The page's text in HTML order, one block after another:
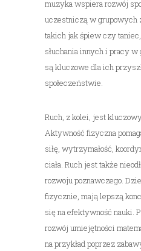
muzyka wspiera rozwój
uczestniczą w grupowych
takich jak śpiew czy
słuchania innych i pracy
są kluczowe dla ich
społeczeństwie.
Ruch, z kolei, jest
Aktywność fizyczna
siłę, wytrzymałość,
ciała. Ruch jest także
rozwoju poznawczego.
fizycznie, mają lepszą
się na efektywność nauki.
rozwój umiejętności
na przykład poprzez